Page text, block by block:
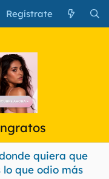
Regístrate
quiera que
que odio más